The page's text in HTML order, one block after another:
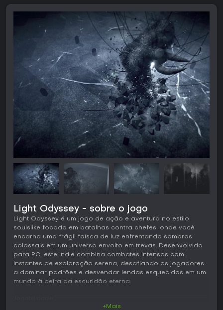
Light Odyssey - sobre o jogo
Light Odyssey é um jogo de ação e aventura no estilo
soulslike focado em batalhas contra chefes, onde você
encarna uma frágil faísca de luz enfrentando sombras
colossais em um universo envolto em trevas. Desenvolvido
para PC, este indie combina combates intensos com
instantes de exploração serena, desafiando os jogadores
a dominar padrões e desvendar lendas esquecidas em um
mundo à beira da escuridão eterna.
+Mais